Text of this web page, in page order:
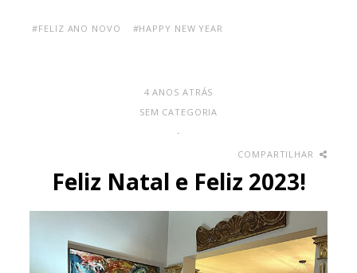
#FELIZ ANO NOVO #HAPPY NEW YEAR
4 ANOS ATRÁS
SEM CATEGORIA
-
COMPARTILHAR
Feliz Natal e Feliz 2023!